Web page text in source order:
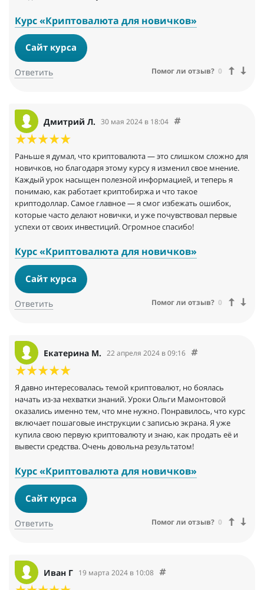
Курс «Криптовалюта для новичков»
Сайт курса
Ответить Помог ли отзыв? 0
Дмитрий Л. 30 мая 2024 в 18:04
Раньше я думал, что криптовалюта — это слишком сложно для
новичков, но благодаря этому курсу я изменил свое мнение.
Каждый урок насыщен полезной информацией, и теперь я
понимаю, как работает криптобиржа и что такое
криптодоллар. Самое главное — я смог избежать ошибок,
которые часто делают новички, и уже почувствовал первые
успехи от своих инвестиций. Огромное спасибо!
Курс «Криптовалюта для новичков»
Сайт курса
Ответить Помог ли отзыв? 0
Екатерина М. 22 апреля 2024 в 09:16
Я давно интересовалась темой криптовалют, но боялась
начать из-за нехватки знаний. Уроки Ольги Мамонтовой
оказались именно тем, что мне нужно. Понравилось, что курс
включает пошаговые инструкции с записью экрана. Я уже
купила свою первую криптовалюту и знаю, как продать её и
вывести средства. Очень довольна результатом!
Курс «Криптовалюта для новичков»
Сайт курса
Ответить Помог ли отзыв? 0
Иван Г 19 марта 2024 в 10:08